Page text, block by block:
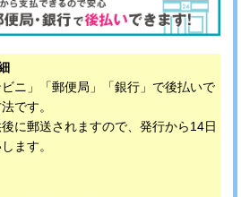
ニ」「郵便局」「銀行」で後払いで
です。
に郵送されますので、発行から14日
ます。